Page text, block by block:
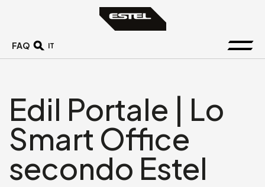
FAQ IT
Edil Portale | Lo
Smart Office
secondo Estel